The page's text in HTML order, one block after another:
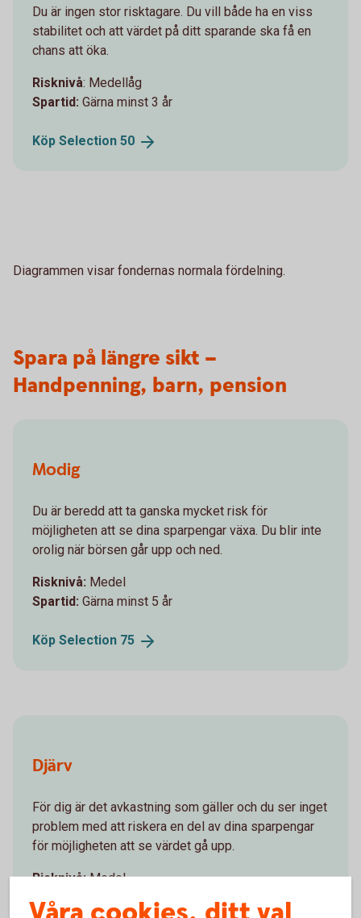
Du är ingen stor risktagare. Du vill både ha en viss
stabilitet och att värdet på ditt sparande ska få en
chans att öka.
Risknivå: Medellåg
Spartid: Gärna minst 3 år
Köp Selection 50
Diagrammen visar fondernas normala fördelning.
Spara på längre sikt –
Handpenning, barn, pension
Modig
Du är beredd att ta ganska mycket risk för
möjligheten att se dina sparpengar växa. Du blir inte
orolig när börsen går upp och ned.
Risknivå: Medel
Spartid: Gärna minst 5 år
Köp Selection 75
Djärv
För dig är det avkastning som gäller och du ser inget
problem med att riskera en del av dina sparpengar
för möjligheten att se värdet gå upp.
Risknivå:Medel
Spartid: